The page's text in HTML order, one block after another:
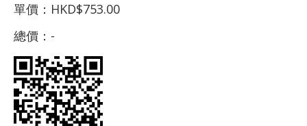
單價： HKD$753.00
總價： -